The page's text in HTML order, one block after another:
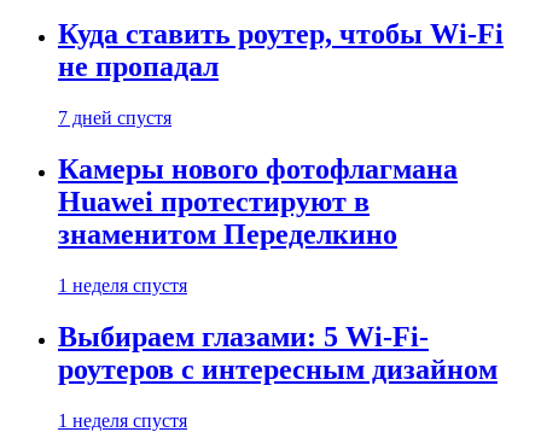
Куда ставить роутер, чтобы Wi-Fi
не пропадал
7 дней спустя
Камеры нового фотофлагмана
Huawei протестируют в
знаменитом Переделкино
1 неделя спустя
Выбираем глазами: 5 Wi-Fi-
роутеров с интересным дизайном
1 неделя спустя